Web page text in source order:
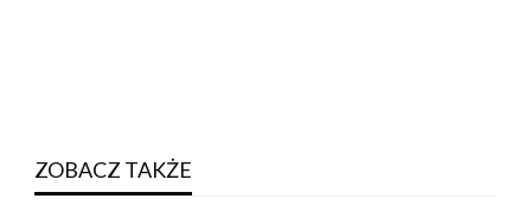
ZOBACZ TAKŻE